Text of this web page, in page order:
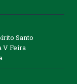
Santo
V Feira